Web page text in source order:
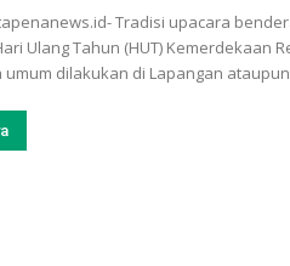
Tradisi upacara
Ulang Tahun (HUT) Kemerdekaan
umum dilakukan di Lapangan